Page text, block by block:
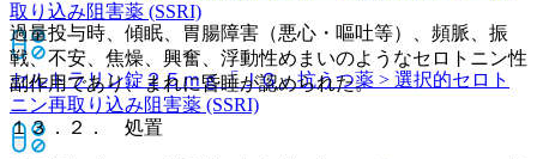
取り込み阻害薬 (SSRI)
セルトラリン錠２５ｍｇ「ＪＧ」抗うつ薬 > 選択的セロト
ニン再取り込み阻害薬 (SSRI)
過量投与時、傾眠、胃腸障害（悪心・嘔吐等）、頻脈、振
戦、不安、焦燥、興奮、浮動性めまいのようなセロトニン性
副作用であり、まれに昏睡が認められた。
１３．２． 処置